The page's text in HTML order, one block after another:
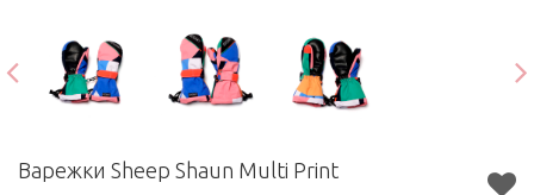
Варежки Sheep Shaun Multi Print